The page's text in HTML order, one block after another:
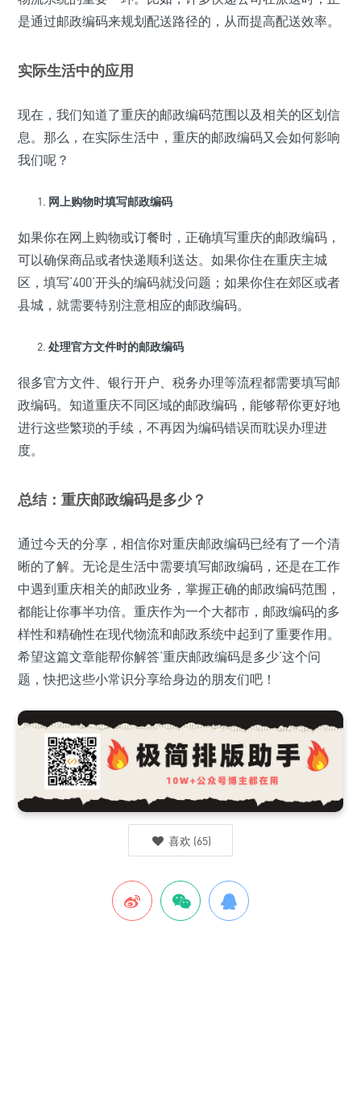
是通过邮政编码来规划配送路径的，从而提高配送效率。
实际生活中的应用
现在，我们知道了重庆的邮政编码范围以及相关的区划信
息。那么，在实际生活中，重庆的邮政编码又会如何影响
我们呢？
网上购物时填写邮政编码
如果你在网上购物或订餐时，正确填写重庆的邮政编码，
可以确保商品或者快递顺利送达。如果你住在重庆主城
区，填写‘400’开头的编码就没问题；如果你住在郊区或者
县城，就需要特别注意相应的邮政编码。
处理官方文件时的邮政编码
很多官方文件、银行开户、税务办理等流程都需要填写邮
政编码。知道重庆不同区域的邮政编码，能够帮你更好地
进行这些繁琐的手续，不再因为编码错误而耽误办理进
度。
总结：重庆邮政编码是多少？
通过今天的分享，相信你对重庆邮政编码已经有了一个清
晰的了解。无论是生活中需要填写邮政编码，还是在工作
中遇到重庆相关的邮政业务，掌握正确的邮政编码范围，
都能让你事半功倍。重庆作为一个大都市，邮政编码的多
样性和精确性在现代物流和邮政系统中起到了重要作用。
希望这篇文章能帮你解答‘重庆邮政编码是多少’这个问
题，快把这些小常识分享给身边的朋友们吧！
喜欢 (65)